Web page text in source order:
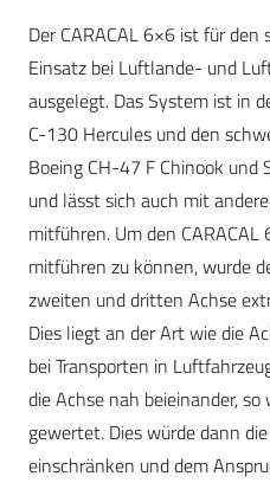
Der CARACAL 6×6 ist für
Einsatz bei Luftlande- und
ausgelegt. Das System ist in
C-130 Hercules und den
Boeing CH-47 F Chinook
und lässt sich auch mit
mitführen. Um den
mitführen zu können, wurde
zweiten und dritten Achse
Dies liegt an der Art wie die
bei Transporten in
die Achse nah beieinander,
gewertet. Dies würde dann
einschränken und dem